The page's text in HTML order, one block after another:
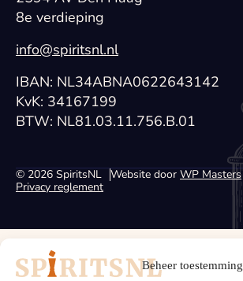
Beheer toestemming
8e verdieping
info@spiritsnl.nl
IBAN: NL34ABNA0622643142
KvK: 34167199
BTW: NL81.03.11.756.B.01
© 2026 SpiritsNL Website door WP Masters
Privacy reglement